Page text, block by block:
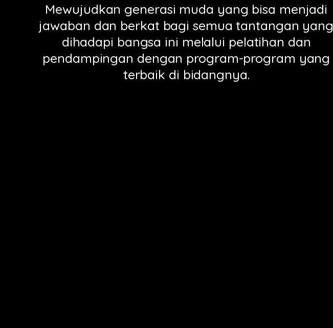
Mewujudkan generasi muda yang bisa menjadi
jawaban dan berkat bagi semua tantangan yang
dihadapi bangsa ini melalui pelatihan dan
pendampingan dengan program-program yang
terbaik di bidangnya.